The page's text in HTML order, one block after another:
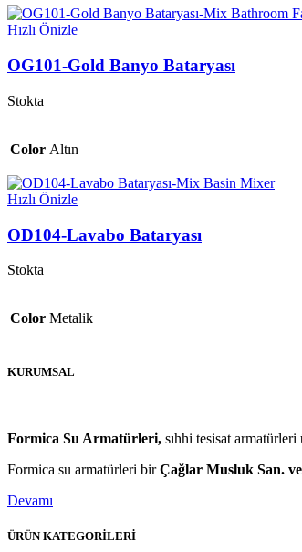
Hızlı Önizle
OG101-Gold Banyo Bataryası
Stokta
Color Altın
Hızlı Önizle
OD104-Lavabo Bataryası
Stokta
Color Metalik
KURUMSAL
Formica Su Armatürleri, sıhhi tesisat
Formica su armatürleri birÇağlar Musluk San.
Devamı
ÜRÜN KATEGORİLERİ